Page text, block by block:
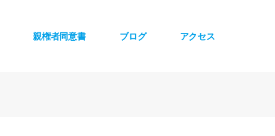
親権者同意書 ブログ アクセス